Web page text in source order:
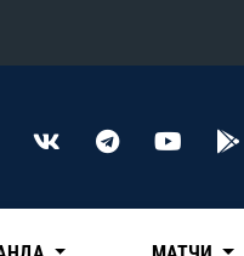
Конференция «Восток»